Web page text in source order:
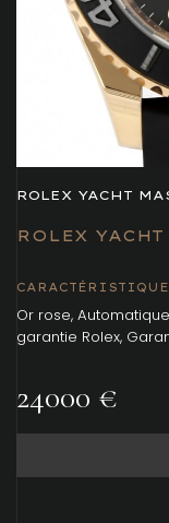
ROLEX YACHT
ROLEX YACHT
Or rose,
garantie Rolex,
24000 €